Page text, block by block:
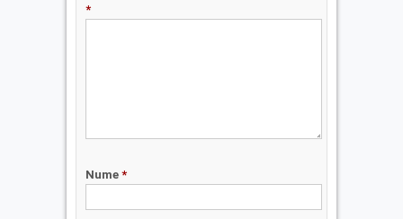
*
Nume *